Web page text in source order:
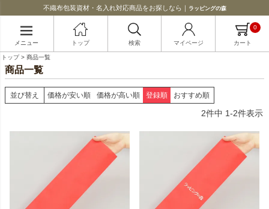
不織布包装資材・名入れ対応商品をお探しなら｜ ラッピングの森
メニュー トップ 検索 マイページ カート
0
トップ 商品一覧
商品一覧
並び替え 価格が安い順 価格が高い順 登録順 おすすめ順
2件中 1-2件表示